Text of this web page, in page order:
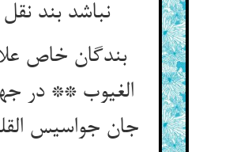
نباشد بند نقل‏
بندگان خاص
الغیوب ** در
جان جواسیس